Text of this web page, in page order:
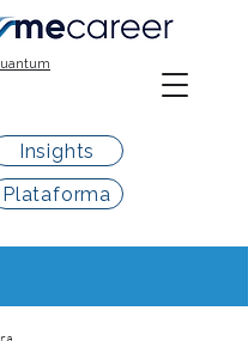
Insights
Plataforma